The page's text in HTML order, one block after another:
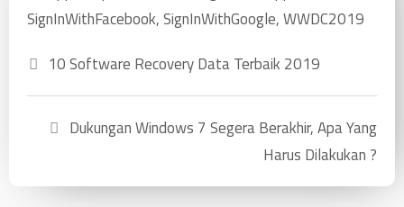
SignInWithFacebook,SignInWithGoogle,WWDC2019
10 Software Recovery Data Terbaik 2019
Dukungan Windows 7 Segera Berakhir, Apa Yang
Harus Dilakukan ?